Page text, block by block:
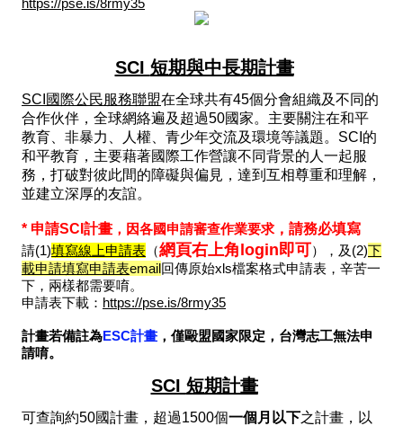
https://pse.is/8rmy35
SCI 短期與中長期計畫
SCI國際公民服務聯盟在全球共有45個分會組織及不同的
合作伙伴，全球網絡遍及超過50國家。主要關注在和平
教育、非暴力、人權、青少年交流及環境等議題。SCI的
和平教育，主要藉著國際工作營讓不同背景的人一起服
務，打破對彼此間的障礙與偏見，達到互相尊重和理解，
並建立深厚的友誼。
* 申請SCI計畫 ，因各國申請審查作業要求 ，請務必填寫
請(1)填寫線上申請表 （網頁右上角login即可） ，及(2)下
載申請填寫申請表email回傳原始xls檔案格式申請表，辛苦一
下，兩樣都需要唷。
申請表下載： https://pse.is/8rmy35
計畫若備註為ESC計畫 ，僅毆盟國家限定，台灣志工無法申
請唷。
SCI 短期計畫
可查詢約50國計畫，超過1500個一個月以下之計畫，以